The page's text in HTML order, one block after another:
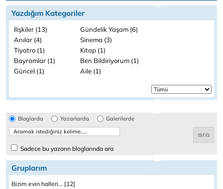
Yazdığım Kategoriler
İlişkiler (13)
Gündelik Yaşam (6)
Anılar (4)
Sinema (3)
Tiyatro (1)
Kitap (1)
Bayramlar (1)
Ben Bildiriyorum (1)
Güncel (1)
Aile (1)
Bloglarda Yazarlarda Galerilerde
Sadece bu yazarın bloglarında ara
Gruplarım
Bizim evin halleri... [12]